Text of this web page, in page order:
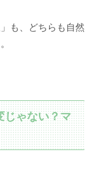
も、どちらも自然
じゃない？マ